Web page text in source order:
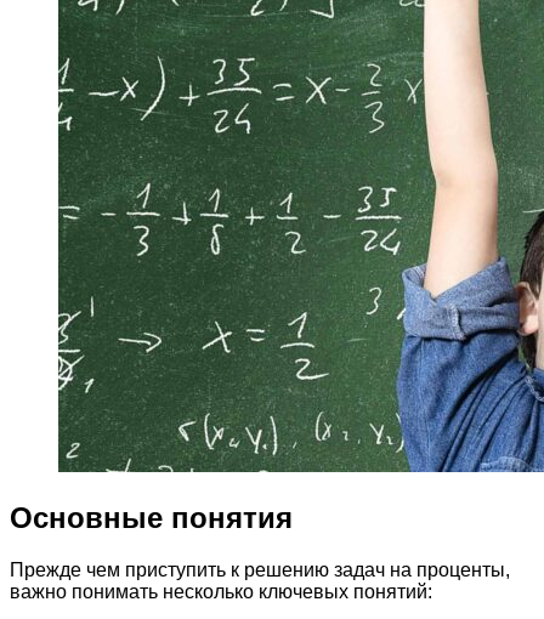
Основные понятия
Прежде чем приступить к решению задач на проценты,
важно понимать несколько ключевых понятий: